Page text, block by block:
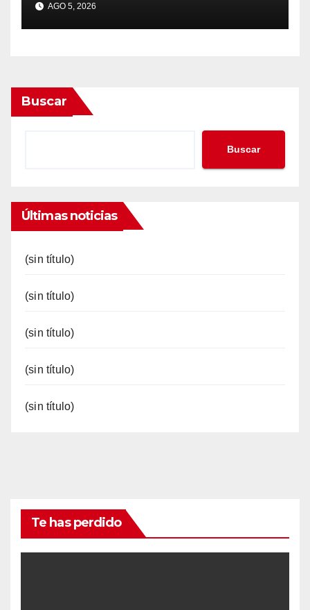
AGO 5, 2026
Buscar
Buscar
Últimas noticias
(sin título)
(sin título)
(sin título)
(sin título)
(sin título)
Te has perdido